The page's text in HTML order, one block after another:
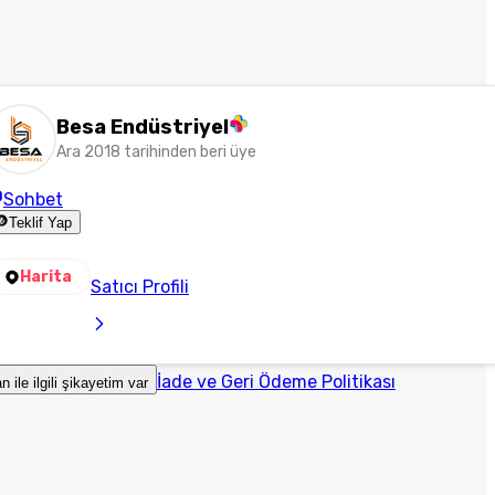
Besa Endüstriyel
Ara 2018 tarihinden beri üye
Sohbet
Teklif Yap
Harita Satıcı Profili
ile ilgili şikayetim var İade ve Geri Ödeme Politikası